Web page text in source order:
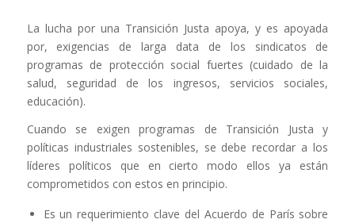
La lucha por una Transición Justa apoya, y es apoyada
por, exigencias de larga data de los sindicatos de
programas de protección social fuertes (cuidado de la
salud, seguridad de los ingresos, servicios sociales,
educación).
Cuando se exigen programas de Transición Justa y
políticas industriales sostenibles, se debe recordar a los
líderes políticos que en cierto modo ellos ya están
comprometidos con estos en principio.
Es un requerimiento clave del Acuerdo de París sobre